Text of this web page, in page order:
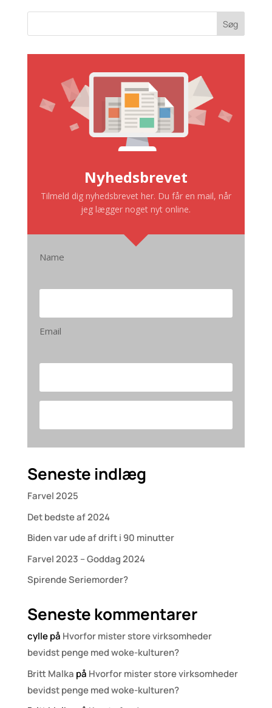
Søg
Nyhedsbrevet
Tilmeld dig nyhedsbrevet her. Du får en mail, når
jeg lægger noget nyt online.
Name
Email
Seneste indlæg
Farvel 2025
Det bedste af 2024
Biden var ude af drift i 90 minutter
Farvel 2023 – Goddag 2024
Spirende Seriemorder?
Seneste kommentarer
cyllepå Hvorfor mister store virksomheder
bevidst penge med woke-kulturen?
Britt Malka på Hvorfor mister store virksomheder
bevidst penge med woke-kulturen?